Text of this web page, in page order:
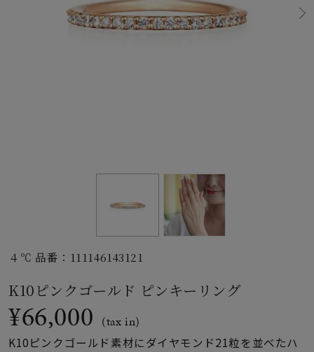
ファッションテイス
ト
４℃ 品番：111146143121
K10ピンクゴールド ピンキーリング
¥66,000 (tax in)
K10ピンクゴールド素材にダイヤモンド21粒を並べたハ